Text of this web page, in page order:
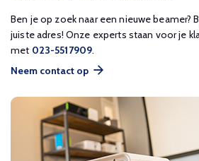
Ben je op zoek naar een nieuwe beamer?
juiste adres! Onze experts staan voor je
met 023-5517909.
Neem contact op